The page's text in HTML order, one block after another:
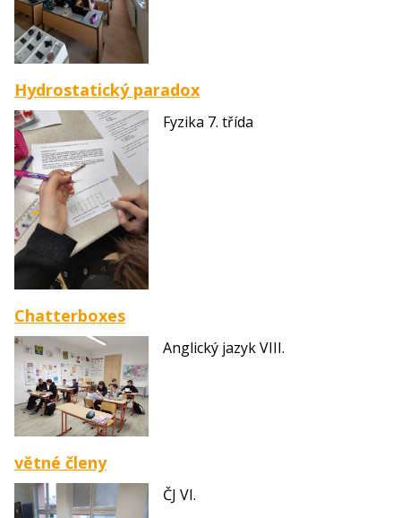
Hydrostatický paradox
Fyzika 7. třída
Chatterboxes
Anglický jazyk VIII.
větné členy
ČJ VI.